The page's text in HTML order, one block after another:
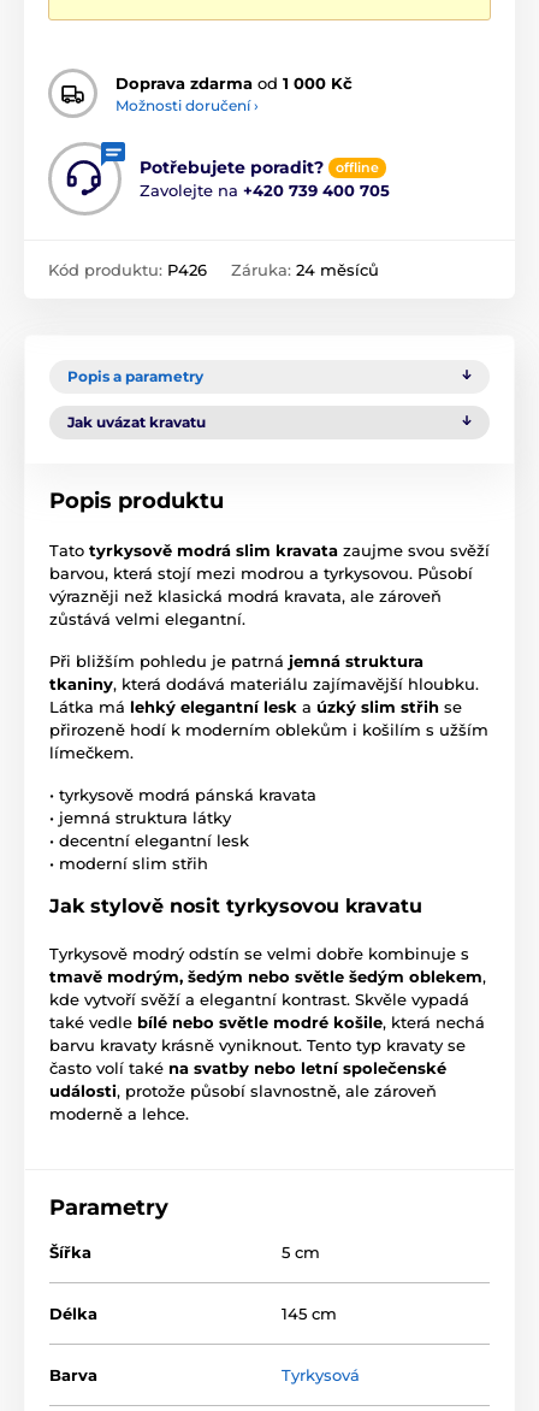
Doprava zdarma od 1 000 Kč
Možnosti doručení ›
Potřebujete poradit? offline
Zavolejte na +420 739 400 705
Kód produktu: P426 Záruka: 24 měsíců
Popis a parametry
Jak uvázat kravatu
Popis produktu
Tato tyrkysově modrá slim kravata zaujme svou svěží
barvou, která stojí mezi modrou a tyrkysovou. Působí
výrazněji než klasická modrá kravata, ale zároveň
zůstává velmi elegantní.
Při bližším pohledu je patrná jemná struktura
tkaniny, která dodává materiálu zajímavější hloubku.
Látka má lehký elegantní lesk a úzký slim střih se
přirozeně hodí k moderním oblekům i košilím s užším
límečkem.
• tyrkysově modrá pánská kravata
• jemná struktura látky
• decentní elegantní lesk
• moderní slim střih
Jak stylově nosit tyrkysovou kravatu
Tyrkysově modrý odstín se velmi dobře kombinuje s
tmavě modrým, šedým nebo světle šedým oblekem,
kde vytvoří svěží a elegantní kontrast. Skvěle vypadá
také vedle bílé nebo světle modré košile, která nechá
barvu kravaty krásně vyniknout. Tento typ kravaty se
často volí také na svatby nebo letní společenské
události, protože působí slavnostně, ale zároveň
moderně a lehce.
Parametry
Šířka 5 cm
Délka 145 cm
Barva Tyrkysová